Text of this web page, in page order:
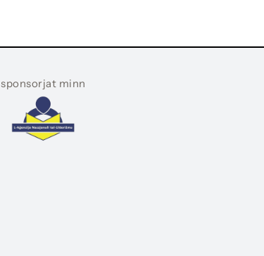
sponsorjat minn